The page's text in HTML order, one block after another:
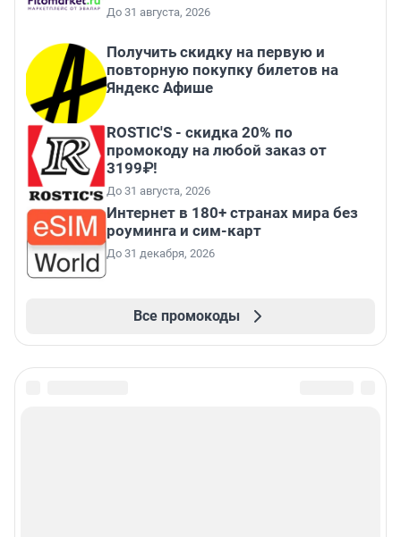
До 31 августа, 2026
Получить скидку на первую и
повторную покупку билетов на
Яндекс Афише
ROSTIC'S - скидка 20% по
промокоду на любой заказ от
3199₽!
До 31 августа, 2026
Интернет в 180+ странах мира без
роуминга и сим-карт
До 31 декабря, 2026
Все промокоды